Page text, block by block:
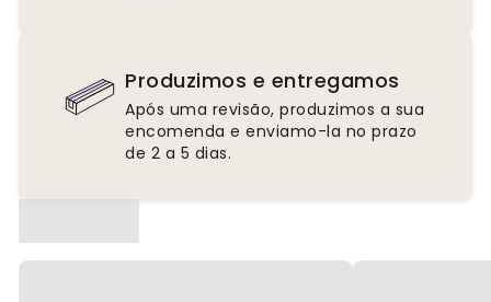
Produzimos e entregamos
Após uma revisão, produzimos a sua
encomenda e enviamo-la no prazo
de 2 a 5 dias.